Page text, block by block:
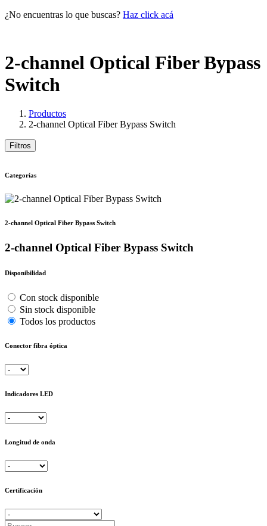
¿No encuentras lo que buscas? Haz click acá
2-channel Optical Fiber Bypass
Switch
Productos
2-channel Optical Fiber Bypass Switch
Filtros
Categorías
2-channel Optical Fiber Bypass Switch
2-channel Optical Fiber Bypass Switch
Disponibilidad
Con stock disponible
Sin stock disponible
Todos los productos
Conector fibra óptica
Indicadores LED
Longitud de onda
Certificación